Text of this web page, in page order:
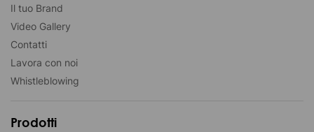
Il tuo Brand
Video Gallery
Contatti
Lavora con noi
Whistleblowing
Prodotti